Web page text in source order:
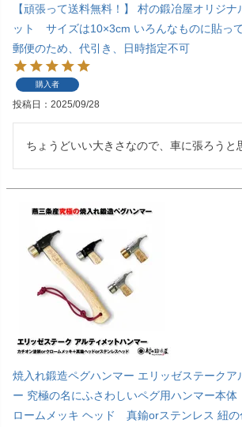
【頑張って送料無料！】 村の鍛冶屋オリジ
ット サイズは10×3cm いろんなものに貼っ
郵便のため、代引き、日時指定不可
購入者
投稿日 2025/09/28
ちょうどいい大きさなので、車に張ろうと
焼入れ鍛造ペグハンマー エリッゼステークア
ー 究極の名にふさわしいペグ用ハンマー本
ロームメッキ ヘッド 真鍮orステンレス 紐の